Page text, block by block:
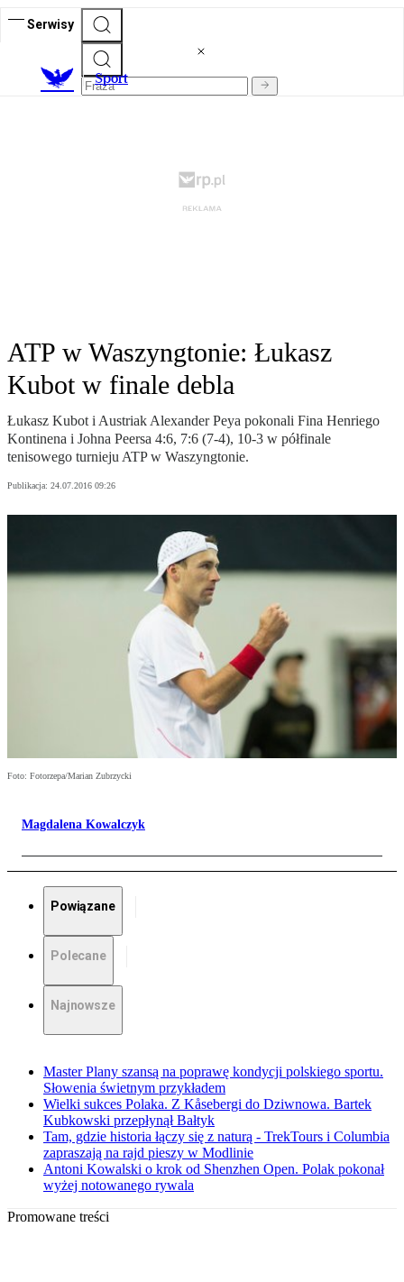
Serwisy
Sport
ATP w Waszyngtonie: Łukasz
Kubot w finale debla
Łukasz Kubot i Austriak Alexander Peya pokonali Fina Henriego
Kontinena i Johna Peersa 4:6, 7:6 (7-4), 10-3 w półfinale
tenisowego turnieju ATP w Waszyngtonie.
Publikacja: 24.07.2016 09:26
Foto: Fotorzepa/Marian Zubrzycki
Magdalena Kowalczyk
Powiązane
Polecane
Najnowsze
Master Plany szansą na poprawę kondycji polskiego sportu.
Słowenia świetnym przykładem
Wielki sukces Polaka. Z Kåsebergi do Dziwnowa. Bartek
Kubkowski przepłynął Bałtyk
Tam, gdzie historia łączy się z naturą - TrekTours i Columbia
zapraszają na rajd pieszy w Modlinie
Antoni Kowalski o krok od Shenzhen Open. Polak pokonał
wyżej notowanego rywala
Promowane treści